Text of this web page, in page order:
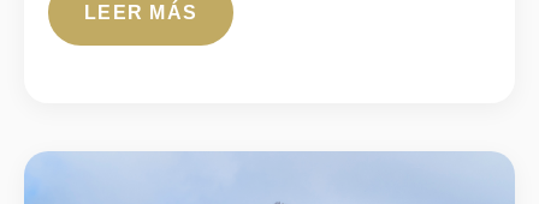
LEER MÁS